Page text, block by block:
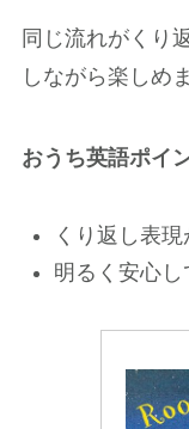
同じ流れがくり
しながら楽しめ
おうち英語ポイ
くり返し表
明るく安心